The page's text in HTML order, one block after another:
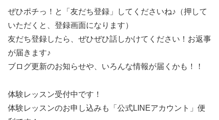
ぜひポチっ！と「友だち登録」してくださいね♪（押して
いただくと、登録画面になります）
友だち登録したら、ぜひぜひ話しかけてください！お返事
が届きます♪
ブログ更新のお知らせや、いろんな情報が届くかも！！
体験レッスン受付中です！
体験レッスンのお申し込みも「公式LINEアカウント」便